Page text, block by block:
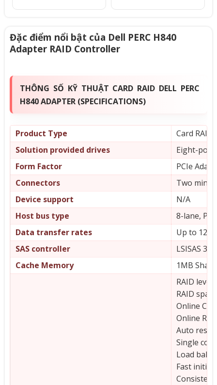
Đặc điểm nổi bật của Dell PERC H840
Adapter RAID Controller
THÔNG SỐ KỸ THUẬT CARD RAID DELL PERC
H840 ADAPTER (SPECIFICATIONS)
Product Type
Card
Solution provided drives
Eight-port
Form Factor
PCIe
Connectors
Two mini-
Device support
N/A
Host bus type
8-lane,
Data transfer rates
Up to
SAS controller
LSISAS
Cache Memory
1MB
RAID
RAID
Online
Online
Auto
Single
Load
Fast